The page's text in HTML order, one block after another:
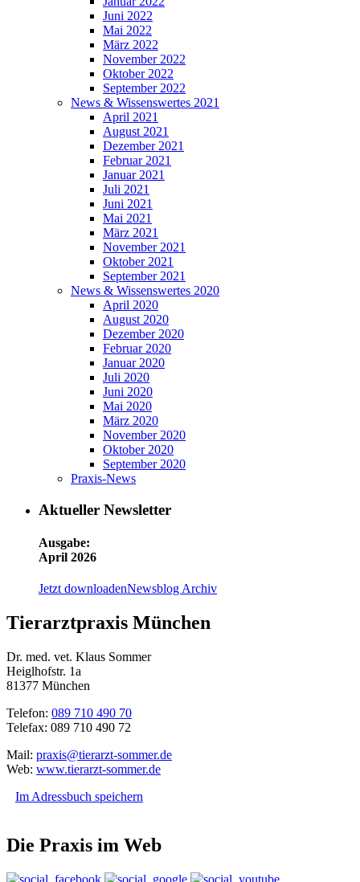
Juni 2022
Mai 2022
März 2022
November 2022
Oktober 2022
September 2022
News & Wissenswertes 2021
April 2021
August 2021
Dezember 2021
Februar 2021
Januar 2021
Juli 2021
Juni 2021
Mai 2021
März 2021
November 2021
Oktober 2021
September 2021
News & Wissenswertes 2020
April 2020
August 2020
Dezember 2020
Februar 2020
Januar 2020
Juli 2020
Juni 2020
Mai 2020
März 2020
November 2020
Oktober 2020
September 2020
Praxis-News
Aktueller Newsletter
Ausgabe:
April 2026
Jetzt downloadenNewsblog Archiv
Tierarztpraxis München
Dr. med. vet. Klaus Sommer
Heiglhofstr. 1a
81377 München
Telefon: 089 710 490 70
Telefax: 089 710 490 72
Mail: praxis@tierarzt-sommer.de
Web: www.tierarzt-sommer.de
Im Adressbuch speichern
Die Praxis im Web